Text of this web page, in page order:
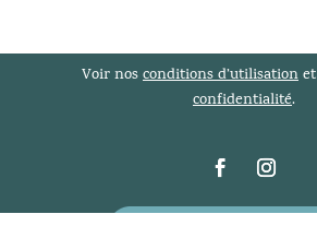
Voir nosconditions d’utilisationet
confidentialité.